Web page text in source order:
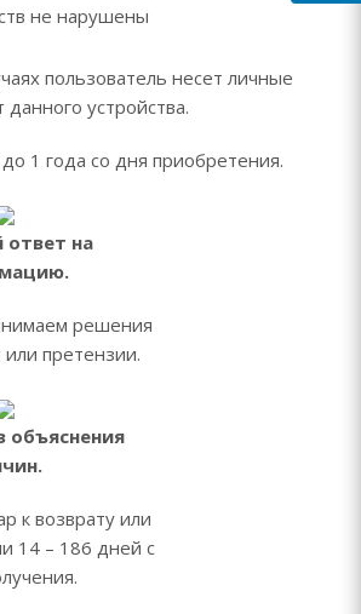
не нарушены
пользователь несет личные
устройства.
1 года со дня приобретения.
ответ на
решения
претензии.
объяснения
к возврату или
14 – 186 дней с